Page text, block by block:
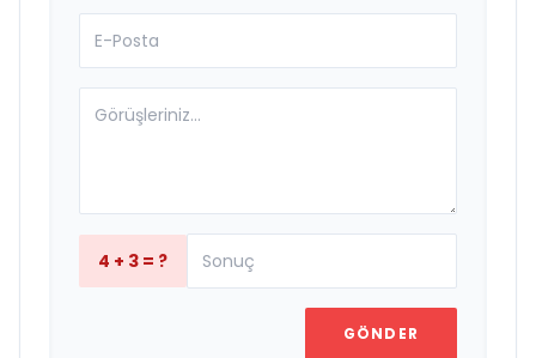
4 + 3 = ?
GÖNDER